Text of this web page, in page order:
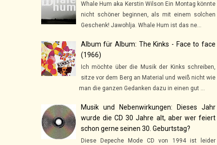
Whale Hum aka Kerstin Wilson Ein Montag könnte
nicht schöner beginnen, als mit einem solchen
Geschenk! Jawohlja. Whale Hum ist das ne...
Album für Album: The Kinks - Face to face
(1966)
Ich möchte über die Musik der Kinks schreiben,
sitze vor dem Berg an Material und weiß nicht wie
man die ganzen Gedanken dazu in einen gut ...
Musik und Nebenwirkungen: Dieses Jahr
wurde die CD 30 Jahre alt, aber wer feiert
schon gerne seinen 30. Geburtstag?
Diese Depeche Mode CD von 1994 ist leider